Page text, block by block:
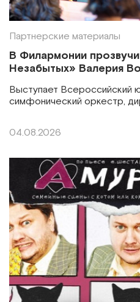
Партнерские материалы
В Филармонии
Незабытых» Валерия
Выступает Всероссийский
симфонический оркестр,
04.08.2026